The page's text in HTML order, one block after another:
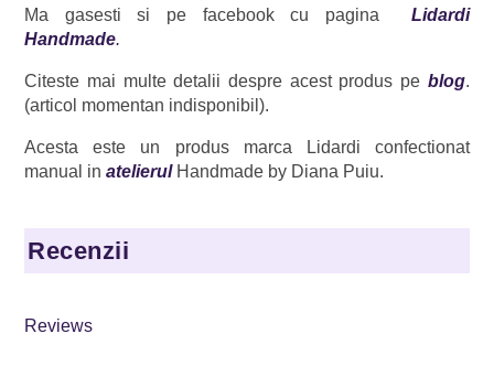
Ma gasesti si pe facebook cu pagina Lidardi
Handmade.
Citeste mai multe detalii despre acest produs pe blog.
(articol momentan indisponibil).
Acesta este un produs marca Lidardi confectionat
manual inatelierul Handmade by Diana Puiu.
Recenzii
Reviews